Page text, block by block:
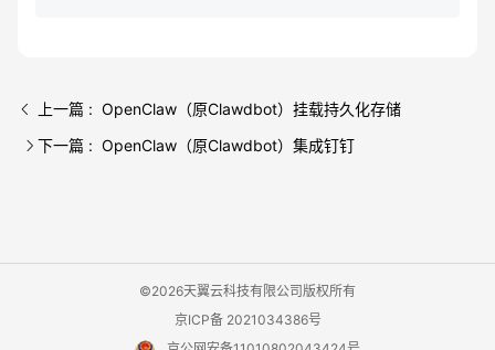
上一篇 : OpenClaw（原Clawdbot）挂载持久化存储
下一篇 : OpenClaw（原Clawdbot）集成钉钉
©2026天翼云科技有限公司版权所有
京ICP备 2021034386号